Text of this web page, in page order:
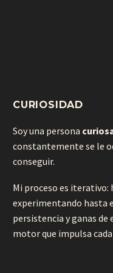
CURIOSIDAD
Soy una persona
constantemente se le
conseguir.
Mi proceso es iterativo:
experimentando hasta
persistencia y ganas
motor que impulsa